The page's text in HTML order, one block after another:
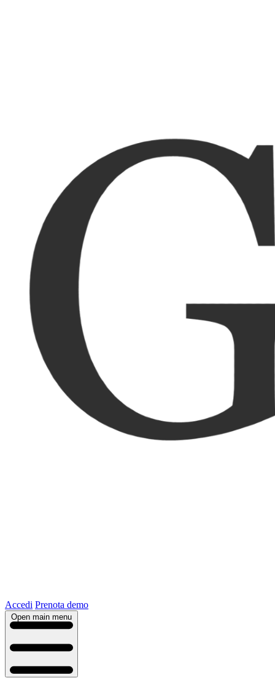
Accedi Prenota demo
Open main menu